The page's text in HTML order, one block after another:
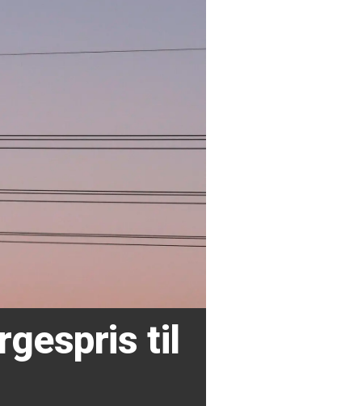
til